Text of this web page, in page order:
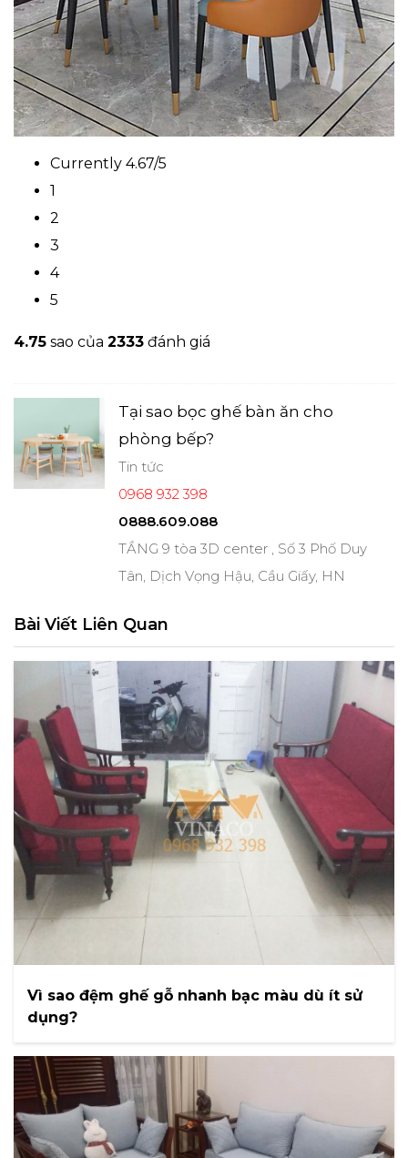
Currently 4.67/5
1
2
3
4
5
4.75 sao của 2333 đánh giá
Tại sao bọc ghế bàn ăn cho
phòng bếp?
Tin tức
0968 932 398
0888.609.088
TẦNG 9 tòa 3D center , Số 3 Phố Duy
Tân, Dịch Vọng Hậu, Cầu Giấy, HN
Bài Viết Liên Quan
Vì sao đệm ghế gỗ nhanh bạc màu dù ít sử
dụng?